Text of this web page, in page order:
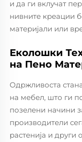
и да ги вклучат
нивните креации
материјали или
Еколошки
на Пено
Одржливоста
на мебел, што ги
позелени начини
производители
растенија и